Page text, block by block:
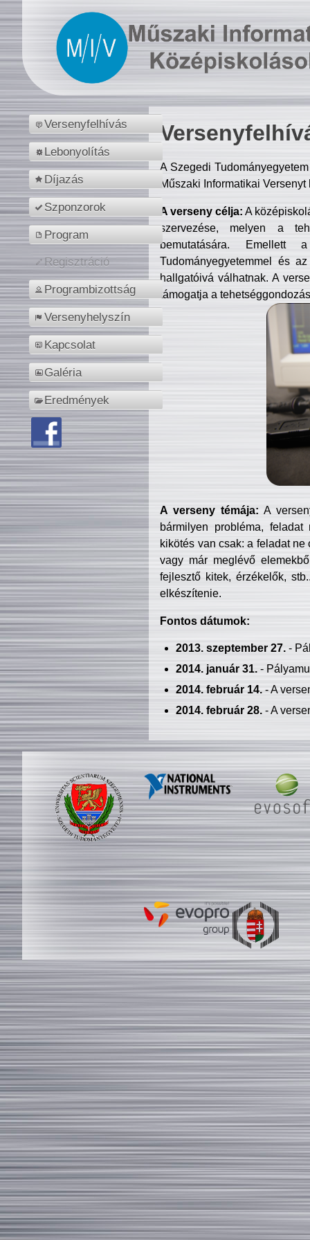
Versenyfelhívás
Lebonyolítás
Díjazás
Szponzorok
Program
Regisztráció
Programbizottság
Versenyhelyszín
Kapcsolat
Galéria
Eredmények
A Szegedi
Műszaki Informatikai
A verseny célja: A
szervezése, melyen a
bemutatására. Emellett
Tudományegyetemmel és
hallgatóivá válhatnak. A
támogatja a
A verseny témája: A
bármilyen probléma, feladat
kikötés van csak: a feladat
vagy már meglévő
fejlesztő kitek, érzékelők,
elkészítenie.
Fontos dátumok:
2013. szeptember 27.-
2014. január 31.-
2014. február 14.- A
2014. február 28.- A